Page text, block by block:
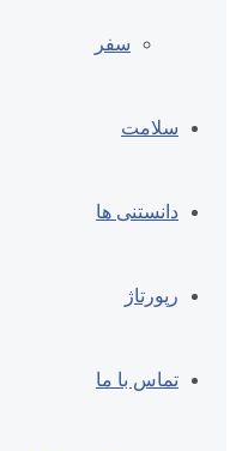
سفر
سلامت
دانستنی ها
رپورتاژ
تماس با ما